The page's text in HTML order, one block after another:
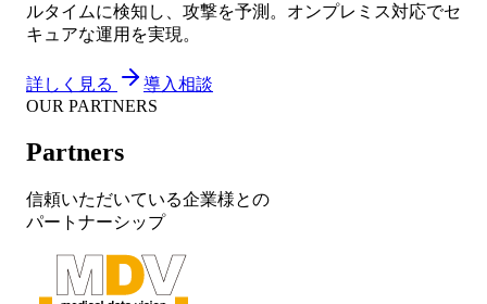
ルタイムに検知し、攻撃を予測。オンプレミス対応でセ
キュアな運用を実現。
詳しく見る
導入相談
OUR PARTNERS
Partners
信頼いただいている企業様との
パートナーシップ